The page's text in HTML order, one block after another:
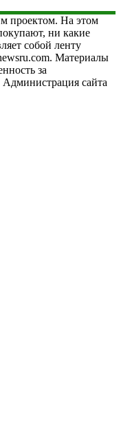
проектом. На этом
ни какие
собой ленту
Материалы
за
Администрация сайта